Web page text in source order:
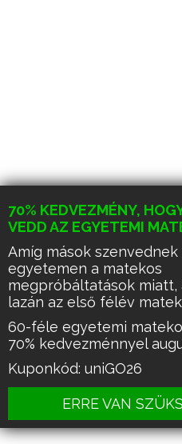
70% KEDVEZMÉNY,
VEDD AZ EGYETEMI
Amíg mások szenvednek
egyetemen a matekos
megpróbáltatások miatt,
lazán az első félév
60-féle egyetemi
70% kedvezménnyel
Kuponkód: uniGO26
ERRE VAN